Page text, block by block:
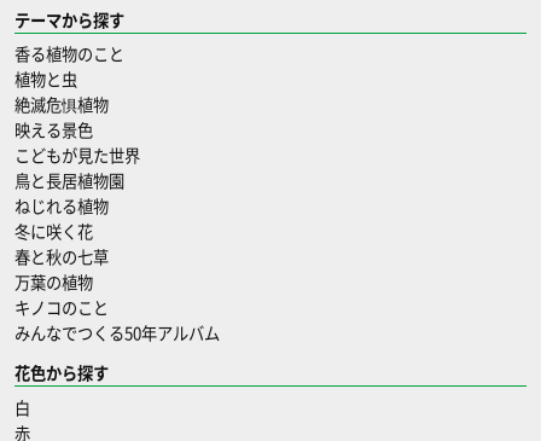
テーマから探す
香る植物のこと
植物と虫
絶滅危惧植物
映える景色
こどもが見た世界
鳥と長居植物園
ねじれる植物
冬に咲く花
春と秋の七草
万葉の植物
キノコのこと
みんなでつくる50年アルバム
花色から探す
白
赤